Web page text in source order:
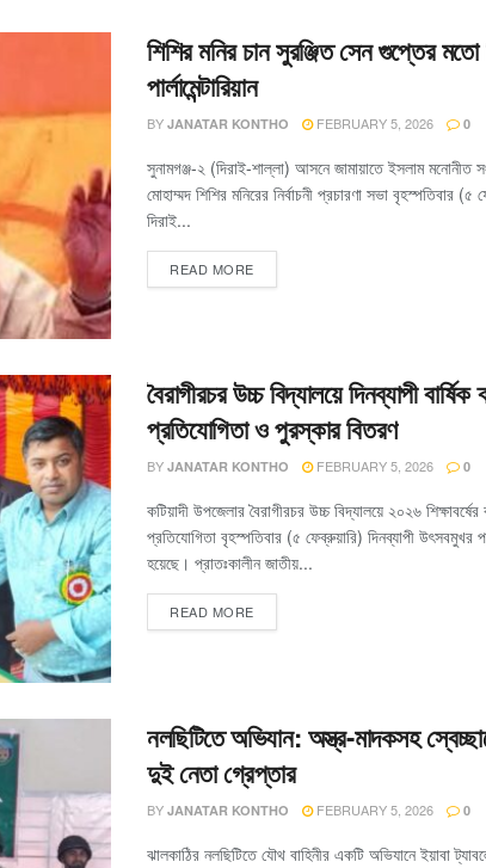
শিশির মনির চান সুরঞ্জিত সেন গুপ্তের মতো
পার্লামেন্টারিয়ান
BY JANATAR KONTHO FEBRUARY 5, 2026 0
সুনামগঞ্জ-২ (দিরাই-শাল্লা) আসনে জামায়াতে ইসলাম মনোনীত
মোহাম্মদ শিশির মনিরের নির্বাচনী প্রচারণা সভা বৃহস্পতিবার (৫
দিরাই...
READ MORE
বৈরাগীরচর উচ্চ বিদ্যালয়ে দিনব্যাপী বার্ষিক
প্রতিযোগিতা ও পুরস্কার বিতরণ
BY JANATAR KONTHO FEBRUARY 5, 2026 0
কটিয়াদী উপজেলার বৈরাগীরচর উচ্চ বিদ্যালয়ে ২০২৬ শিক্ষাবর্ষের
প্রতিযোগিতা বৃহস্পতিবার (৫ ফেব্রুয়ারি) দিনব্যাপী উৎসবমুখর
হয়েছে। প্রাতঃকালীন জাতীয়...
READ MORE
নলছিটিতে অভিযান: অস্ত্র-মাদকসহ
দুই নেতা গ্রেপ্তার
BY JANATAR KONTHO FEBRUARY 5, 2026 0
ঝালকাঠির নলছিটিতে যৌথ বাহিনীর একটি অভিযানে ইয়াবা